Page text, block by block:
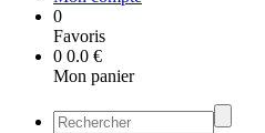
0
Favoris
0 0.0 €
Mon panier